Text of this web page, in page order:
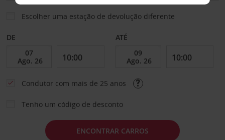
Escolher uma estação de devolução diferente
DE ATÉ
Condutor com mais de 25 anos
Tenho um código de desconto
ENCONTRAR CARROS